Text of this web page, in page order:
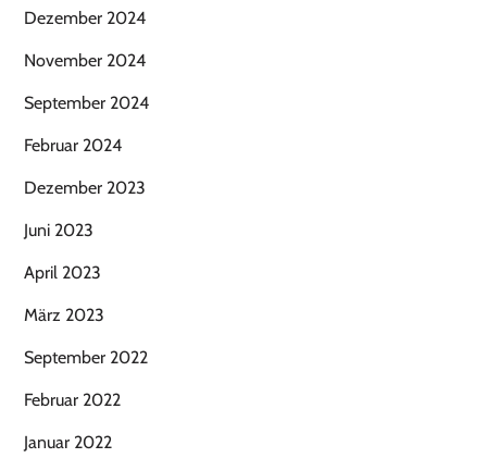
Dezember 2024
November 2024
September 2024
Februar 2024
Dezember 2023
Juni 2023
April 2023
März 2023
September 2022
Februar 2022
Januar 2022